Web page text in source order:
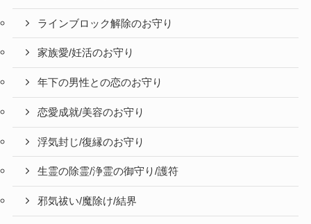
ラインブロック解除のお守り
家族愛/妊活のお守り
年下の男性との恋のお守り
恋愛成就/美容のお守り
浮気封じ/復縁のお守り
生霊の除霊/浄霊の御守り/護符
邪気祓い/魔除け/結界